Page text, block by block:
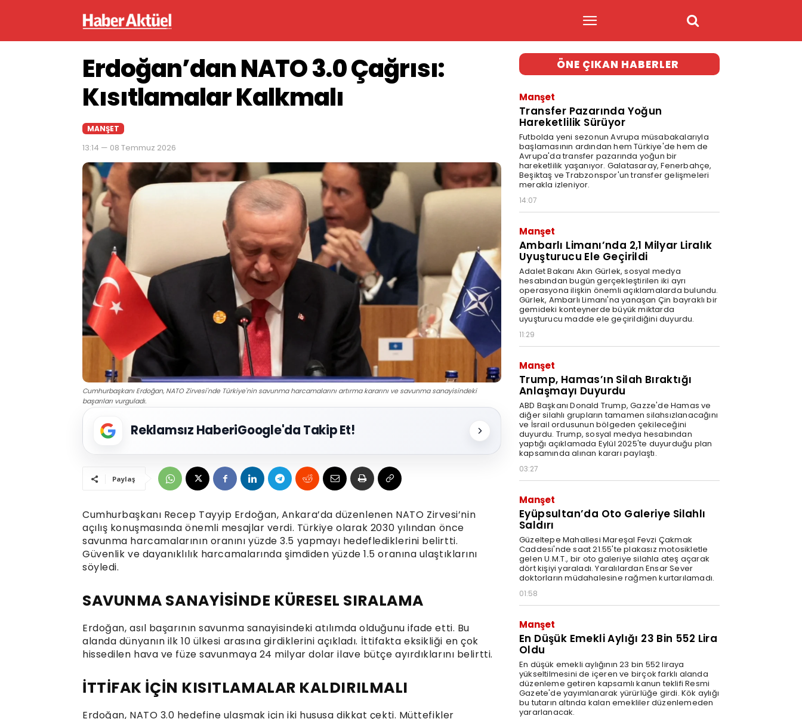
Erdoğan’dan NATO 3.0 Çağrısı:
Kısıtlamalar Kalkmalı
MANŞET
13:14 — 08 Temmuz 2026
Cumhurbaşkanı Erdoğan, NATO Zirvesi'nde Türkiye'nin savunma harcamalarını artırma kararını ve savunma sanayisindeki
başarıları vurguladı.
Reklamsız HaberiGoogle'da Takip Et!
Paylaş
Cumhurbaşkanı Recep Tayyip Erdoğan, Ankara’da düzenlenen NATO Zirvesi’nin
açılış konuşmasında önemli mesajlar verdi. Türkiye olarak 2030 yılından önce
savunma harcamalarının oranını yüzde 3.5 yapmayı hedeflediklerini belirtti.
Güvenlik ve dayanıklılık harcamalarında şimdiden yüzde 1.5 oranına ulaştıklarını
söyledi.
SAVUNMA SANAYİSİNDE KÜRESEL SIRALAMA
Erdoğan, asıl başarının savunma sanayisindeki atılımda olduğunu ifade etti. Bu
alanda dünyanın ilk 10 ülkesi arasına girdiklerini açıkladı. İttifakta eksikliği en çok
hissedilen hava ve füze savunmaya 24 milyar dolar ilave bütçe ayırdıklarını belirtti.
İTTİFAK İÇİN KISITLAMALAR KALDIRILMALI
Erdoğan, NATO 3.0 hedefine ulaşmak için iki hususa dikkat çekti. Müttefikler
ÖNE ÇIKAN HABERLER
Manşet
Transfer Pazarında Yoğun
Hareketlilik Sürüyor
Futbolda yeni sezonun Avrupa müsabakalarıyla
başlamasının ardından hem Türkiye'de hem de
Avrupa'da transfer pazarında yoğun bir
hareketlilik yaşanıyor. Galatasaray, Fenerbahçe,
Beşiktaş ve Trabzonspor'un transfer gelişmeleri
merakla izleniyor.
14:07
Manşet
Ambarlı Limanı’nda 2,1 Milyar Liralık
Uyuşturucu Ele Geçirildi
Adalet Bakanı Akın Gürlek, sosyal medya
hesabından bugün gerçekleştirilen iki ayrı
operasyona ilişkin önemli açıklamalarda bulundu.
Gürlek, Ambarlı Limanı'na yanaşan Çin bayraklı bir
gemideki konteynerde büyük miktarda
uyuşturucu madde ele geçirildiğini duyurdu.
11:29
Manşet
Trump, Hamas’ın Silah Bıraktığı
Anlaşmayı Duyurdu
ABD Başkanı Donald Trump, Gazze'de Hamas ve
diğer silahlı grupların tamamen silahsızlanacağını
ve İsrail ordusunun bölgeden çekileceğini
duyurdu. Trump, sosyal medya hesabından
yaptığı açıklamada Eylül 2025'te duyurduğu plan
kapsamında alınan kararı paylaştı.
03:27
Manşet
Eyüpsultan’da Oto Galeriye Silahlı
Saldırı
Güzeltepe Mahallesi Mareşal Fevzi Çakmak
Caddesi'nde saat 21.55'te plakasız motosikletle
gelen U.M.T., bir oto galeriye silahla ateş açarak
dört kişiyi yaraladı. Yaralılardan Ensar Sever
doktorların müdahalesine rağmen kurtarılamadı.
01:58
Manşet
En Düşük Emekli Aylığı 23 Bin 552 Lira
Oldu
En düşük emekli aylığının 23 bin 552 liraya
yükseltilmesini de içeren ve birçok farklı alanda
düzenleme getiren kapsamlı kanun teklifi Resmi
Gazete'de yayımlanarak yürürlüğe girdi. Kök aylığı
bu tutarın altında kalan emekliler düzenlemeden
yararlanacak.